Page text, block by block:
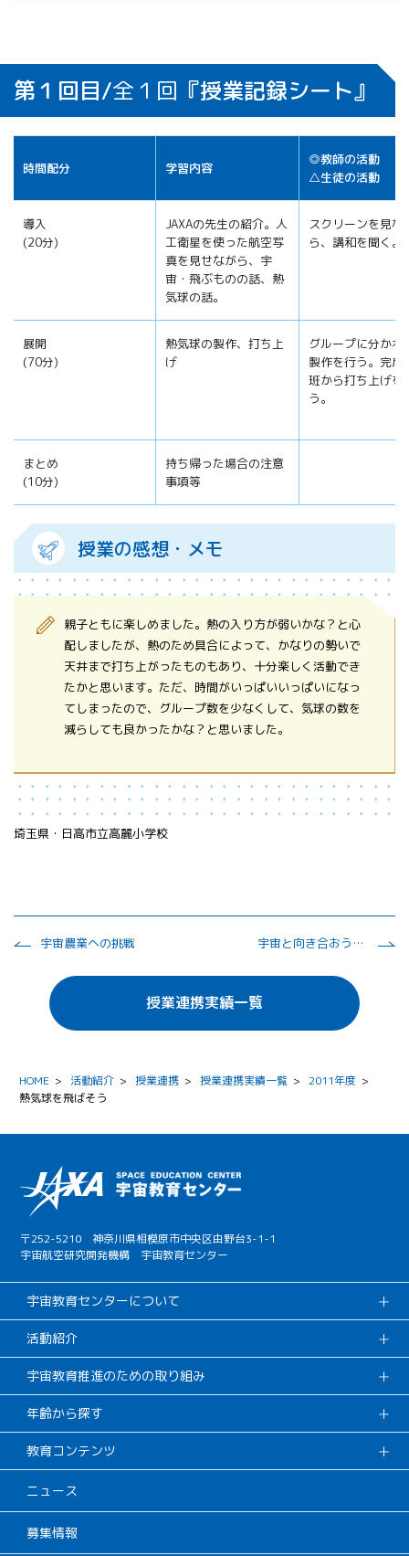
第１回目/全１回 『授業記録シート』
時間配分 学習内容
◎教師の活動
△生徒の活動
導入
(20分)
JAXAの先生の紹介。人
工衛星を使った航空写
真を見せながら、宇
宙・飛ぶものの話、熱
気球の話。
スクリーンを見な
ら、講和を聞く。
展開
(70分)
熱気球の製作、打ち上
げ
グループに分かれ
製作を行う。完成
班から打ち上げを
う。
まとめ
(10分)
持ち帰った場合の注意
事項等
授業の感想・メモ
親子ともに楽しめました。熱の入り方が弱いかな？と心
配しましたが、熱のため具合によって、かなりの勢いで
天井まで打ち上がったものもあり、十分楽しく活動でき
たかと思います。ただ、時間がいっぱいいっぱいになっ
てしまったので、グループ数を少なくして、気球の数を
減らしても良かったかな？と思いました。
埼玉県・日高市立高麗小学校
宇宙農業への挑戦 宇宙と向き合おう ～立花隆氏に挑戦しよう～
授業連携実績一覧
HOME > 活動紹介 > 授業連携 > 授業連携実績一覧 > 2011年度 >
熱気球を飛ばそう
〒252-5210 神奈川県相模原市中央区由野台3-1-1
宇宙航空研究開発機構 宇宙教育センター
宇宙教育センターについて
活動紹介
宇宙教育推進のための取り組み
年齢から探す
教育コンテンツ
ニュース
募集情報